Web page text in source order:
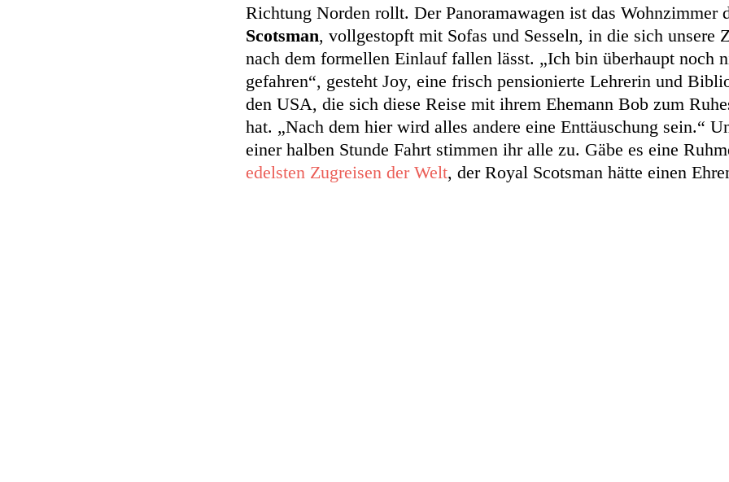
Richtung Norden rollt. Der Panoramawagen ist das Wohnzimmer
Scotsman, vollgestopft mit Sofas und Sesseln, in die sich unsere
nach dem formellen Einlauf fallen lässt. „Ich bin überhaupt noch
gefahren“, gesteht Joy, eine frisch pensionierte Lehrerin und
den USA, die sich diese Reise mit ihrem Ehemann Bob zum
hat. „Nach dem hier wird alles andere eine Enttäuschung sein.“
einer halben Stunde Fahrt stimmen ihr alle zu. Gäbe es eine
edelsten Zugreisen der Welt, der Royal Scotsman hätte einen